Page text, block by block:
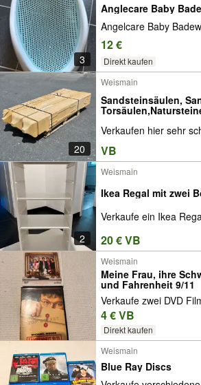
3
Anglecare Baby
Angelcare Baby
12 €
Direkt kaufen
20
Weismain
Sandsteinsäulen,
Verkaufen hier sehr
VB
2
Weismain
Ikea Regal mit zwei
Verkaufe ein Ikea
20 € VB
Weismain
Meine Frau, ihre
und Fahrenheit 9/11
Verkaufe zwei DVD
4 € VB
Direkt kaufen
Weismain
Blue Ray Discs